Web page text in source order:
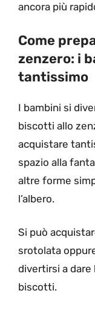
ancora più
Come
zenzero: i
tantissimo
I bambini si
biscotti allo
acquistare
spazio alla
altre forme
l’albero.
Si può
srotolata
divertirsi a dare
biscotti.